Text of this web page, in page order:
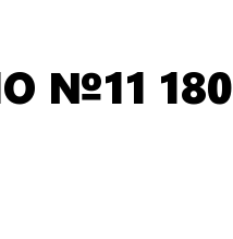
№11 180